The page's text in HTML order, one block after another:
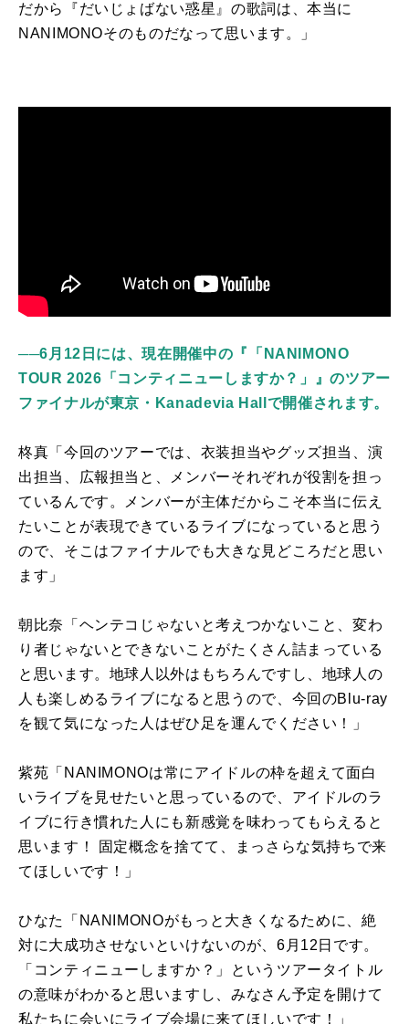
だから『だいじょばない惑星』の歌詞は、本当に
NANIMONOそのものだなって思います。」
──6月12日には、現在開催中の『「NANIMONO
TOUR 2026「コンティニューしますか？」』のツアー
ファイナルが東京・Kanadevia Hallで開催されます。
柊真「今回のツアーでは、衣装担当やグッズ担当、演
出担当、広報担当と、メンバーそれぞれが役割を担っ
ているんです。メンバーが主体だからこそ本当に伝え
たいことが表現できているライブになっていると思う
ので、そこはファイナルでも大きな見どころだと思い
ます」
朝比奈「ヘンテコじゃないと考えつかないこと、変わ
り者じゃないとできないことがたくさん詰まっている
と思います。地球人以外はもちろんですし、地球人の
人も楽しめるライブになると思うので、今回のBlu-ray
を観て気になった人はぜひ足を運んでください！」
紫苑「 NANIMONOは常にアイドルの枠を超えて面白
いライブを見せたいと思っているので、アイドルのラ
イブに行き慣れた人にも新感覚を味わってもらえると
思います！ 固定概念を捨てて、まっさらな気持ちで来
てほしいです！」
ひなた「 NANIMONOがもっと大きくなるために、絶
対に大成功させないといけないのが、6月 12 日です。
「コンティニューしますか？」というツアータイトル
の意味がわかると思いますし、みなさん予定を開けて
私たちに会いにライブ会場に来てほしいです！」